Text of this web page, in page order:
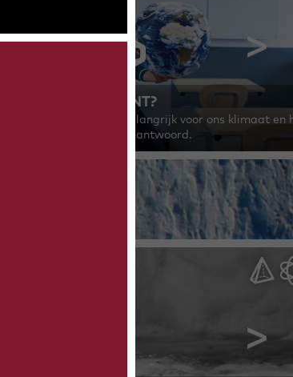
EEN TIPPING POINT?
zijn tipping points zo belangrijk voor ons klimaat en
je die? Mark zoekt het antwoord.